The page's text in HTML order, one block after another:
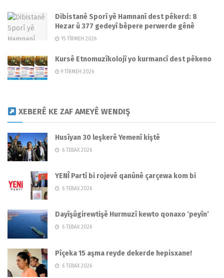
Dibistanê Sporî yê Hamnanî dest pêkerd: 8
Hezar û 377 gedeyî bêpere perwerde gênê
15 TÎRMEH 2026
Kursê Etnomuzîkolojî yo kurmancî dest pêkeno
9 TÎRMEH 2026
XEBERÊ KE ZAF AMEYÊ WENDIŞ
Husîyan 30 leşkerê Yemenî kiştê
6 TEBAX 2026
YENÎ Partî bi rojevê qanûnê çarçewa kom bi
6 TEBAX 2026
Dayîşûgirewtişê Hurmuzî kewto qonaxo ‘peyîn’
6 TEBAX 2026
Pîçeka 15 aşma reyde dekerde hepisxane!
6 TEBAX 2026